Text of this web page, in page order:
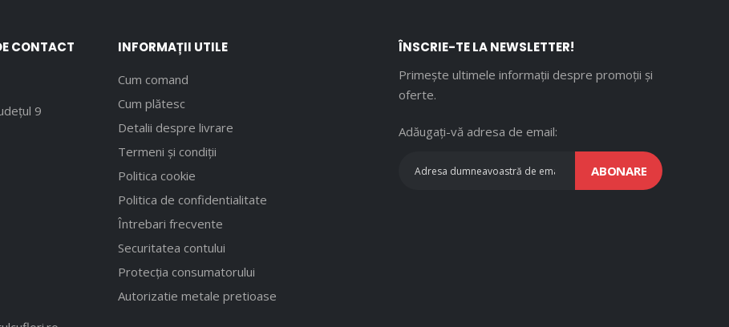
CONTACT
9
INFORMAȚII UTILE
Cum comand
Cum plătesc
Detalii despre livrare
Termeni și condiții
Politica cookie
Politica de confidentialitate
Întrebari frecvente
Securitatea contului
Protecția consumatorului
Autorizatie metale pretioase
ÎNSCRIE-TE LA NEWSLETTER!
Primește ultimele informații despre promoții și
oferte.
Adăugați-vă adresa de email:
ABONARE